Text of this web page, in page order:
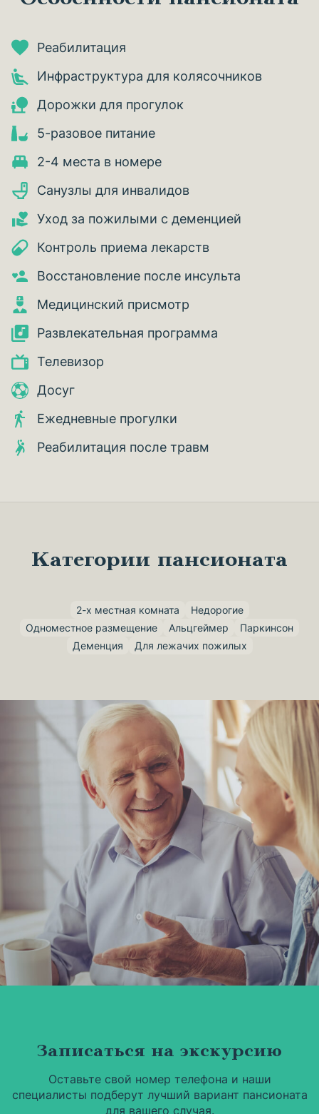
Реабилитация
Инфраструктура для колясочников
Дорожки для прогулок
5-разовое питание
2-4 места в номере
Санузлы для инвалидов
Уход за пожилыми с деменцией
Контроль приема лекарств
Восстановление после инсульта
Медицинский присмотр
Развлекательная программа
Телевизор
Досуг
Ежедневные прогулки
Реабилитация после травм
Категории пансионата
2-х местная комната
Недорогие
Одноместное размещение
Альцгеймер
Паркинсон
Деменция
Для лежачих пожилых
Записаться на экскурсию
Оставьте свой номер телефона и наши
специалисты подберут лучший вариант пансионата
для вашего случая.